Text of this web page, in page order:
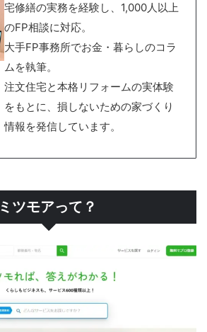
宅修繕の実務を経験し、1,000人以上
のFP相談に対応。
大手FP事務所でお金・暮らしのコラ
ムを執筆。
注文住宅と本格リフォームの実体験
をもとに、損しないための家づくり
情報を発信しています。
ミツモアって？